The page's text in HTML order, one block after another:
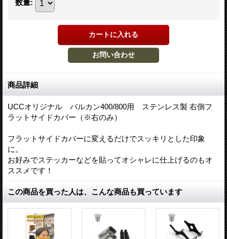
数量:
商品詳細
UCCオリジナル バルカン400/800用 ステンレス製 右側フ
ラットサイドカバー（※右のみ）
フラットサイドカバーに変えるだけでスッキリとした印象
に。
お好みでステッカーなどを貼ってオシャレに仕上げるのもオ
ススメです！
この商品を買った人は、こんな商品も買っています